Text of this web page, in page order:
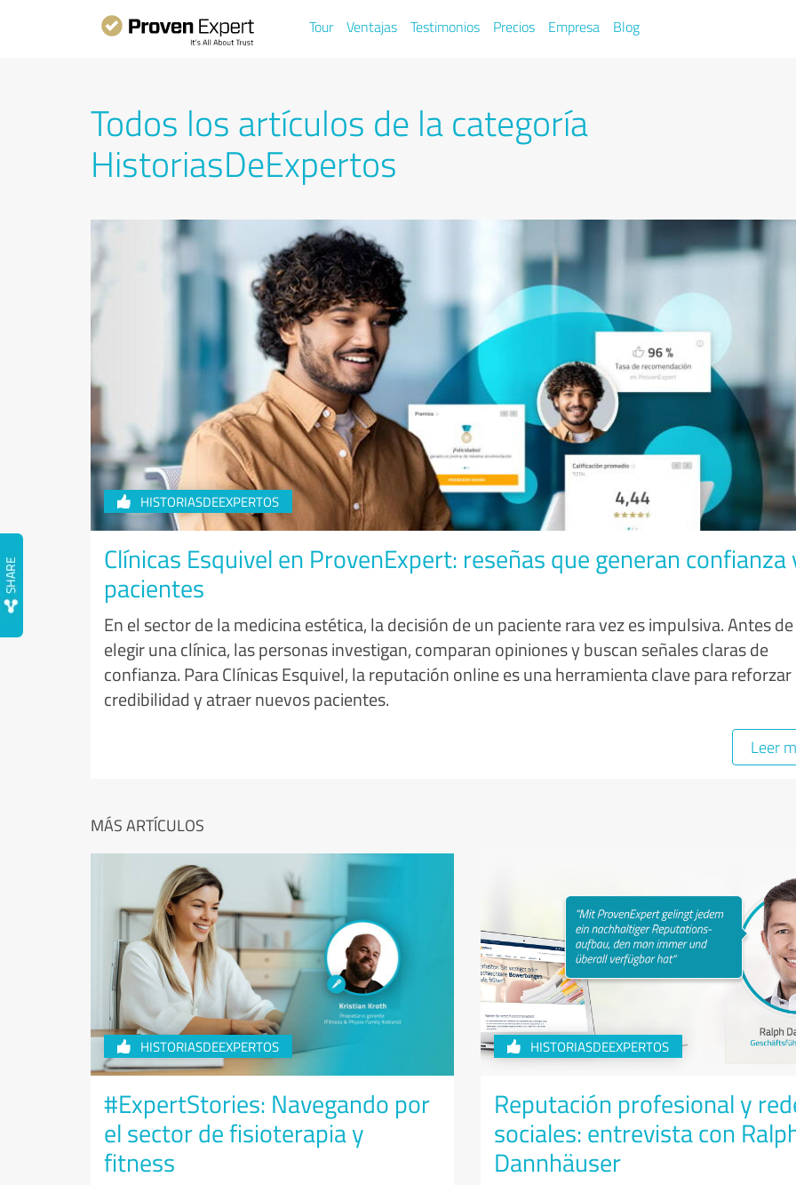
Tour Ventajas Testimonios Precios Empresa Blog
Todos los artículos de la categoría
HistoriasDeExpertos
HISTORIASDEEXPERTOS
Clínicas Esquivel en ProvenExpert: reseñas que generan confianza
pacientes
En el sector de la medicina estética, la decisión de un paciente rara vez es impulsiva. Antes de
elegir una clínica, las personas investigan, comparan opiniones y buscan señales claras de
confianza. Para Clínicas Esquivel, la reputación online es una herramienta clave para reforzar
credibilidad y atraer nuevos pacientes.
Leer
MÁS ARTÍCULOS
HISTORIASDEEXPERTOS
#ExpertStories: Navegando por
el sector de fisioterapia y
fitness
HISTORIASDEEXPERTOS
Reputación profesional y
sociales: entrevista con
Dannhäuser